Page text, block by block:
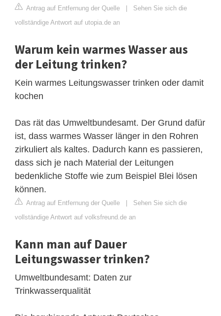
Antrag auf Entfernung der Quelle | Sehen Sie sich die
vollständige Antwort auf utopia.de an
Warum kein warmes Wasser aus
der Leitung trinken?
Kein warmes Leitungswasser trinken oder damit
kochen
Das rät das Umweltbundesamt. Der Grund dafür
ist, dass warmes Wasser länger in den Rohren
zirkuliert als kaltes. Dadurch kann es passieren,
dass sich je nach Material der Leitungen
bedenkliche Stoffe wie zum Beispiel Blei lösen
können.
Antrag auf Entfernung der Quelle | Sehen Sie sich die
vollständige Antwort auf volksfreund.de an
Kann man auf Dauer
Leitungswasser trinken?
Umweltbundesamt: Daten zur
Trinkwasserqualität